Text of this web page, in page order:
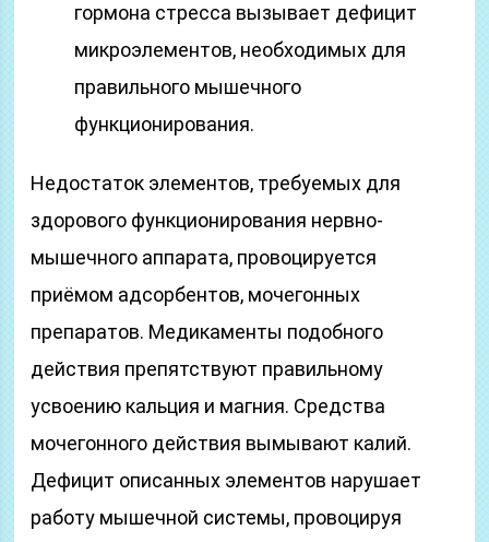
гормона стресса вызывает дефицит
микроэлементов, необходимых для
правильного мышечного
функционирования.
Недостаток элементов, требуемых для
здорового функционирования нервно-
мышечного аппарата, провоцируется
приёмом адсорбентов, мочегонных
препаратов. Медикаменты подобного
действия препятствуют правильному
усвоению кальция и магния. Средства
мочегонного действия вымывают калий.
Дефицит описанных элементов нарушает
работу мышечной системы, провоцируя